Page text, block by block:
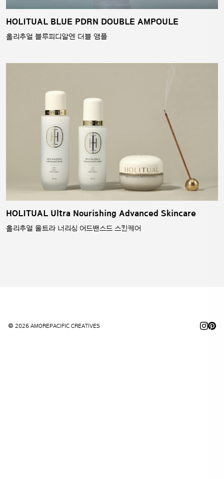
HOLITUAL BLUE PDRN DOUBLE AMPOULE
홀리추얼 블루피디알엔 더블 앰플
HOLITUAL Ultra Nourishing Advanced Skincare
홀리추얼 울트라 너리싱 어드밴스드 스킨케어
© 2026 AMOREPACIFIC CREATIVES